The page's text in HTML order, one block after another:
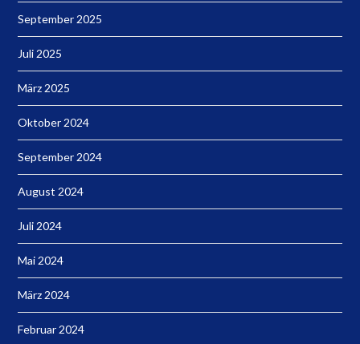
September 2025
Juli 2025
März 2025
Oktober 2024
September 2024
August 2024
Juli 2024
Mai 2024
März 2024
Februar 2024